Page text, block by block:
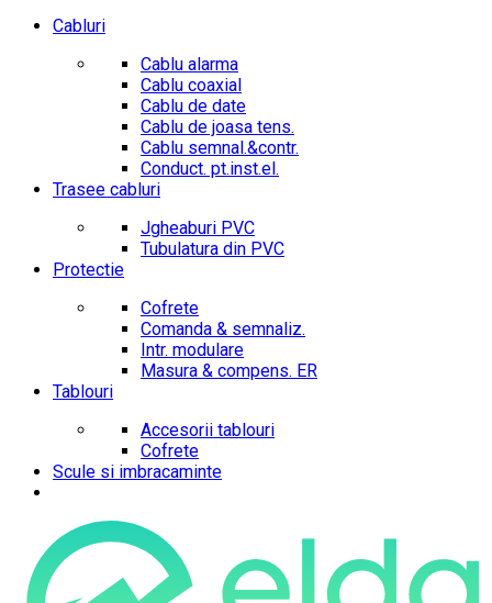
Cabluri
Cablu alarma
Cablu coaxial
Cablu de date
Cablu de joasa tens.
Cablu semnal.&contr.
Conduct. pt.inst.el.
Trasee cabluri
Jgheaburi PVC
Tubulatura din PVC
Protectie
Cofrete
Comanda & semnaliz.
Intr. modulare
Masura & compens. ER
Tablouri
Accesorii tablouri
Cofrete
Scule si imbracaminte